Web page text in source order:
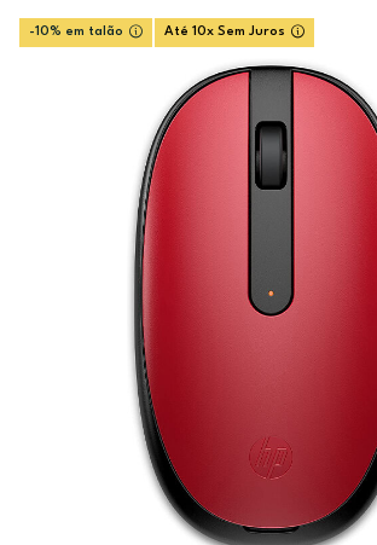
-10% em talão Até 10x Sem Juros